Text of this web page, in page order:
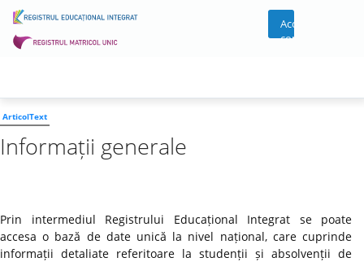
Acces
cont
ArticolText
Informații generale
Prin intermediul Registrului Educațional Integrat se poate
accesa o bază de date unică la nivel național, care cuprinde
informații detaliate referitoare la studenții și absolvenții de